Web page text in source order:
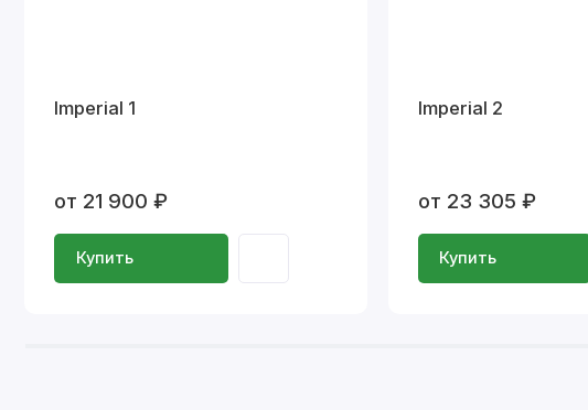
Imperial 1
от 21 900 ₽
Купить
Imperial 2
от 23 305 ₽
Купить